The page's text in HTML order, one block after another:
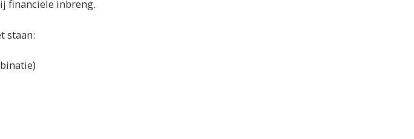
financiële inbreng.
staan: